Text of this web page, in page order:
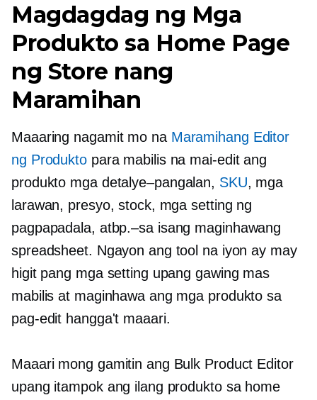
Magdagdag ng Mga
Produkto sa Home Page
ng Store nang
Maramihan
Maaaring nagamit mo na Maramihang Editor
ng Produktopara mabilis na mai-edit ang
produkto mga detalye–pangalan, SKU, mga
larawan, presyo, stock, mga setting ng
pagpapadala, atbp.–saisang maginhawang
spreadsheet. Ngayon ang tool na iyon ay may
higit pang mga setting upang gawing mas
mabilis at maginhawa ang mga produkto sa
pag-edit hangga't maaari.
Maaari mong gamitin ang Bulk Product Editor
upang itampok ang ilang produkto sa home